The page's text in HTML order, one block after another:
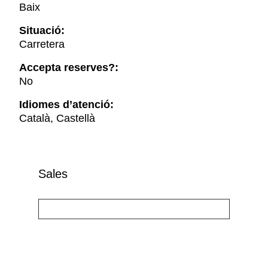
Baix
Situació:
Carretera
Accepta reserves?:
No
Idiomes d’atenció:
Català, Castellà
Sales